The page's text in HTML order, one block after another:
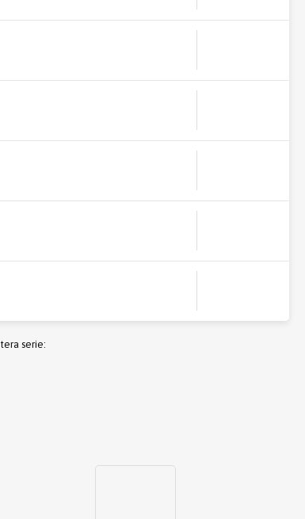
serie: